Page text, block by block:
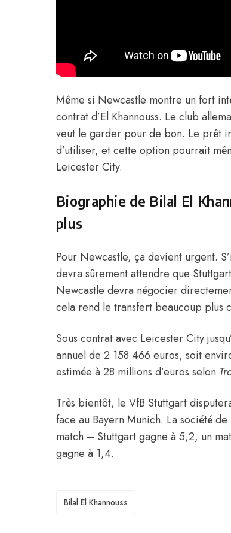
Même si Newcastle montre un fort
contrat d’El Khannouss. Le club
veut le garder pour de bon. Le prêt
d’utiliser, et cette option pourrait
Leicester City.
Biographie de Bilal El
plus
Pour Newcastle, ça devient urgent.
devra sûrement attendre que
Newcastle devra négocier
cela rend le transfert beaucoup plus
Sous contrat avec Leicester City
annuel de 2 158 466 euros, soit
estimée à 28 millions d’euros selon
Très bientôt, le VfB Stuttgart
face au Bayern Munich. La société
match – Stuttgart gagne à 5,2, un
gagne à 1,4.
TAGS
Bilal El Khannouss